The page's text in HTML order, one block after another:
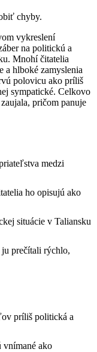
chyby.
vykreslení
na politickú a
Mnohí čitatelia
a hlboké zamyslenia
polovicu ako príliš
sympatické. Celkovo
pričom panuje
medzi
ho opisujú ako
situácie v Taliansku
ju prečítali rýchlo,
príliš politická a
vnímané ako